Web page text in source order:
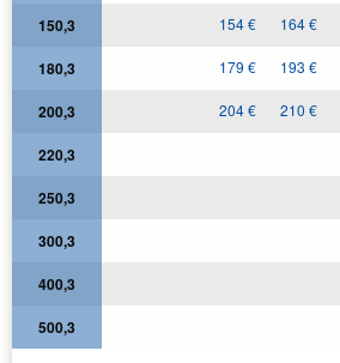
150,3 154 € 164 €
180,3 179 € 193 €
200,3 204 € 210 €
220,3
250,3
300,3
400,3
500,3